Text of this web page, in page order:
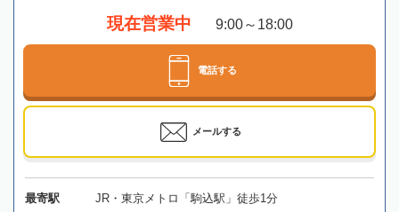
現在営業中 9:00～18:00
電話する
メールする
最寄駅 JR・東京メトロ「駒込駅」徒歩1分